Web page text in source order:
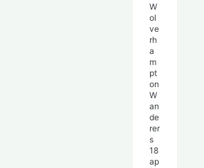
W
ol
ve
rh
a
m
pt
on
W
an
de
rer
s
18
ap